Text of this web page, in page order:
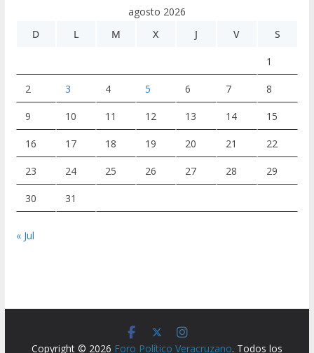
agosto 2026
D
L M X J V S
1
2 3 4 5 6 7 8
9 10 11 12 13 14 15
16 17 18 19 20 21 22
23 24 25 26 27 28 29
30 31
« Jul
Copyright © 2026 Foro Político Veracruzano. Todos los